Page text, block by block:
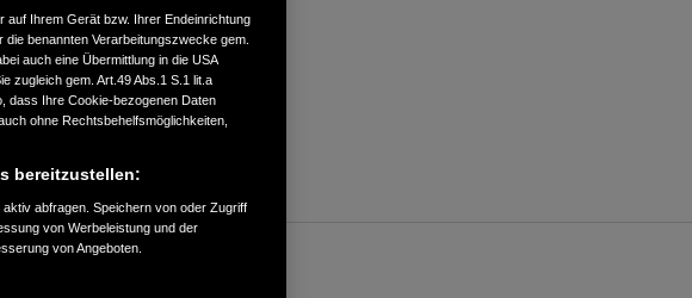
auf Ihrem Gerät bzw. Ihrer Endeinrichtung
benannten Verarbeitungszwecke gem.
auch eine Übermittlung in die USA
zugleich gem. Art.49 Abs.1 S.1 lit.a
dass Ihre Cookie-bezogenen Daten
ohne Rechtsbehelfsmöglichkeiten,
bereitzustellen:
abfragen. Speichern von oder Zugriff
von Werbeleistung und der
von Angeboten.